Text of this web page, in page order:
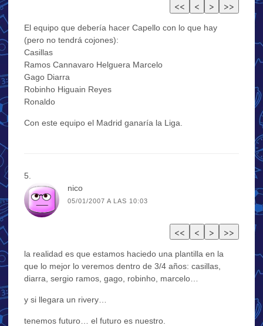
El equipo que debería hacer Capello con lo que hay
(pero no tendrá cojones):
Casillas
Ramos Cannavaro Helguera Marcelo
Gago Diarra
Robinho Higuain Reyes
Ronaldo
Con este equipo el Madrid ganaría la Liga.
nico
05/01/2007 A LAS 10:03
la realidad es que estamos haciedo una plantilla en la
que lo mejor lo veremos dentro de 3/4 años: casillas,
diarra, sergio ramos, gago, robinho, marcelo…
y si llegara un rivery…
tenemos futuro… el futuro es nuestro.